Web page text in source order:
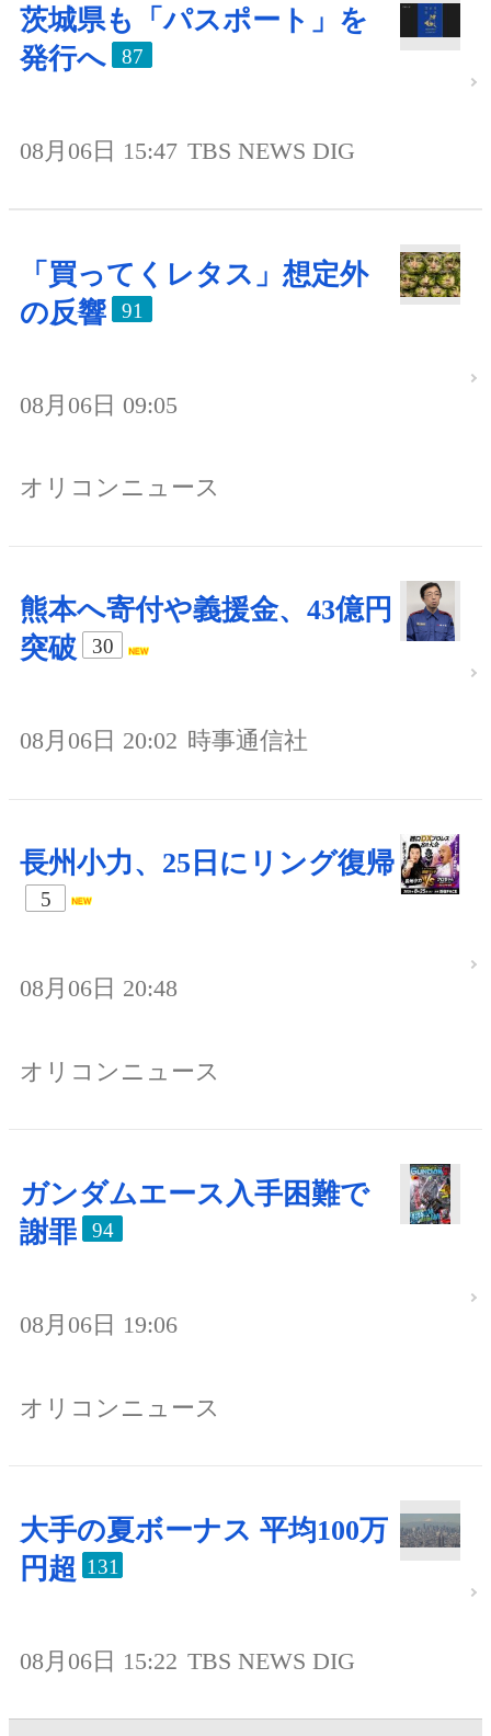
茨城県も「パスポート」を
発行へ
87
08月06日 15:47 TBS NEWS DIG
「買ってくレタス」想定外
の反響
91
08月06日 09:05
オリコンニュース
熊本へ寄付や義援金、43億円
突破
30
08月06日 20:02 時事通信社
長州小力、25日にリング復帰
5
08月06日 20:48
オリコンニュース
ガンダムエース入手困難で
謝罪
94
08月06日 19:06
オリコンニュース
大手の夏ボーナス 平均100万
円超 131
08月06日 15:22 TBS NEWS DIG